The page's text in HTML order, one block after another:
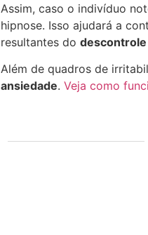
Assim, caso o indivíduo
hipnose. Isso ajudará a
resultantes do
Além de quadros de
ansiedade. Veja como